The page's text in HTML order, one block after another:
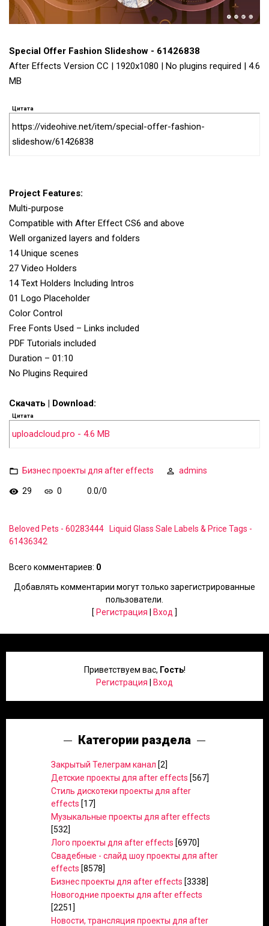
Special Offer Fashion Slideshow - 61426838
After Effects Version CC | 1920x1080 | No plugins required | 4.6
MB
Цитата
https://videohive.net/item/special-offer-fashion-
slideshow/61426838
Project Features:
Multi-purpose
Compatible with After Effect CS6 and above
Well organized layers and folders
14 Unique scenes
27 Video Holders
14 Text Holders Including Intros
01 Logo Placeholder
Color Control
Free Fonts Used – Links included
PDF Tutorials included
Duration – 01:10
No Plugins Required
Скачать | Download:
Цитата
uploadcloud.pro - 4.6 MB
Бизнес проекты для after effects admins
29 0 0.0/0
Beloved Pets - 60283444
Liquid Glass Sale Labels & Price Tags -
61436342
Всего комментариев: 0
Добавлять комментарии могут только зарегистрированные
пользователи.
[ Регистрация Вход ]
Приветствуем вас, Гость!
Регистрация
Вход
Категории раздела
Закрытый Телеграм канал [2]
Детские проекты для after effects [567]
Стиль дискотеки проекты для after
effects [17]
Музыкальные проекты для after effects
[532]
Лого проекты для after effects [6970]
Свадебные - слайд шоу проекты для after
effects [8578]
Бизнес проекты для after effects [3338]
Новогодние проекты для after effects
[2251]
Новости, трансляция проекты для after